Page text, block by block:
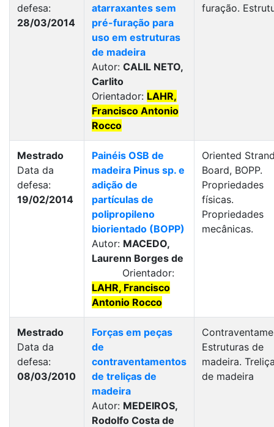
defesa:
28/03/2014
atarraxantes sem
pré-furação para
uso em estruturas
de madeira
Autor: CALIL NETO,
Carlito
Orientador: LAHR,
Francisco Antonio
Rocco
furação.
Mestrado
Data da
defesa:
19/02/2014
Painéis OSB de
madeira Pinus sp. e
adição de
partículas de
polipropileno
biorientado (BOPP)
Autor: MACEDO,
Laurenn Borges de
Orientador:
LAHR, Francisco
Antonio Rocco
Oriented
Board, BOPP.
Propriedades
físicas.
Propriedades
mecânicas.
Mestrado
Data da
defesa:
08/03/2010
Forças em peças
de
contraventamentos
de treliças de
madeira
Autor: MEDEIROS,
Rodolfo Costa de
Estruturas de
madeira.
de madeira